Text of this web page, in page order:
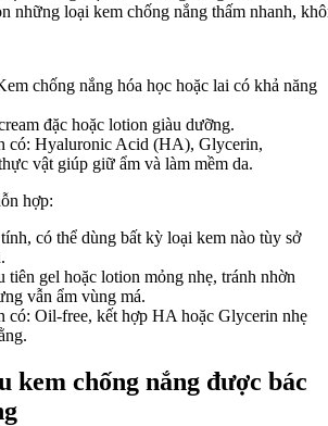
những loại kem chống nắng thấm nhanh,
chống nắng hóa học hoặc lai có khả năng
đặc hoặc lotion giàu dưỡng.
có: Hyaluronic Acid (HA), Glycerin,
vật giúp giữ ẩm và làm mềm da.
hợp:
có thể dùng bất kỳ loại kem nào tùy sở
tiên gel hoặc lotion mỏng nhẹ, tránh nhờn
vẫn ẩm vùng má.
có: Oil-free, kết hợp HA hoặc Glycerin nhẹ
kem chống nắng được bác